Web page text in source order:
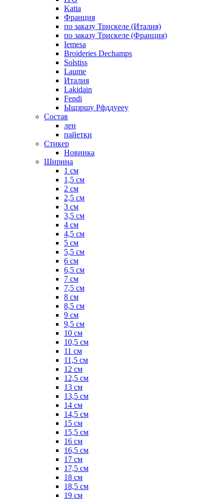
Katia
Франция
по заказу Трискеле (Италия)
по заказу Трискеле (Франция)
Iemesa
Broideries Dechamps
Solstiss
Laume
Италия
Lakidain
Fendi
Ыщзршу Рфддуееу
Состав
лен
пайетки
Стикер
Новинка
Ширина
1 см
1,5 см
2 см
2,5 см
3 см
3,5 см
4 см
4,5 см
5 см
5,5 см
6 см
6,5 см
7 см
7,5 см
8 см
8,5 см
9 см
9,5 см
10 см
10,5 см
11 см
11,5 см
12 см
12,5 см
13 см
13,5 см
14 см
14,5 см
15 см
15,5 см
16 см
16,5 см
17 см
17,5 см
18 см
18,5 см
19 см